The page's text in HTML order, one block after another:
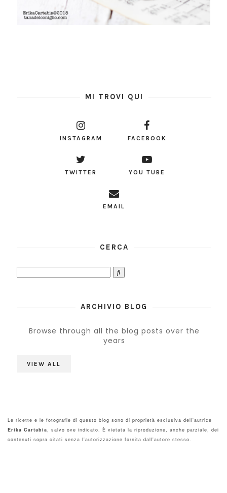
MI TROVI QUI
INSTAGRAM FACEBOOK
TWITTER YOU TUBE
EMAIL
CERCA
ARCHIVIO BLOG
Browse through all the blog posts over the
years
VIEW ALL
Le ricette e le fotografie di questo blog sono di proprietà esclusiva dell'autrice
Erika Cartabia, salvo ove indicato. È vietata la riproduzione, anche parziale, dei
contenuti sopra citati senza l'autorizzazione fornita dall'autore stesso.